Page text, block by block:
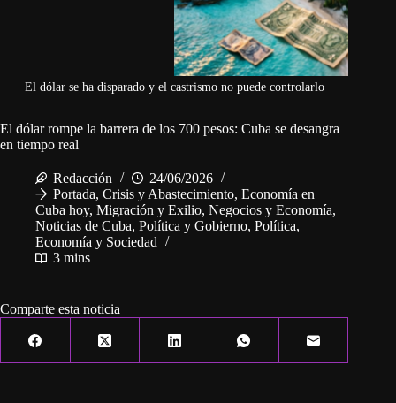
El dólar se ha disparado y el castrismo no puede controlarlo
El dólar rompe la barrera de los 700 pesos: Cuba se desangra
en tiempo real
Redacción
24/06/2026
Portada, Crisis y Abastecimiento, Economía en
Cuba hoy, Migración y Exilio, Negocios y Economía,
Noticias de Cuba, Política y Gobierno, Política,
Economía y Sociedad
3 mins
Comparte esta noticia